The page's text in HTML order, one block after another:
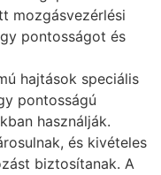
mozgásvezérlési
pontosságot és
hajtások speciális
pontosságú
használják.
és kivételes
biztosítanak. A